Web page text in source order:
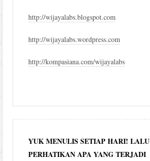
http://wijayalabs.blogspot.com
http://wijayalabs.wordpress.com
http://kompasiana.com/wijayalabs
YUK MENULIS SETIAP HARI! LALU
PERHATIKAN APA YANG TERJADI